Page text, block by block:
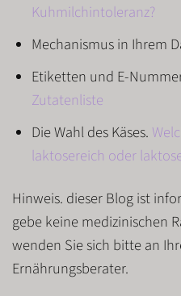
Kuhmilchintoleranz?
Mechanismus in Ihrem
Etiketten und E-
Zutatenliste
Die Wahl des Käses.
laktosereich oder
Hinweis. dieser Blog ist
gebe keine medizinischen
wenden Sie sich bitte an
Ernährungsberater.